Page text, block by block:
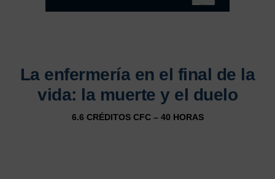
La enfermería en el final de la
vida: la muerte y el duelo
6.6 CRÉDITOS CFC – 40 HORAS